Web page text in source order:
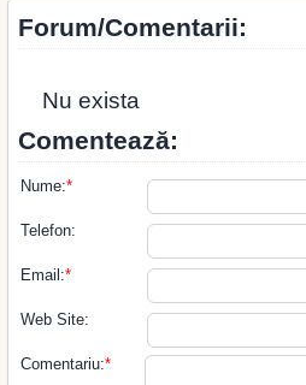
Forum/Comentarii:
Nu exista
Comentează:
Nume:*
Telefon:
Email:*
Web Site:
Comentariu:*